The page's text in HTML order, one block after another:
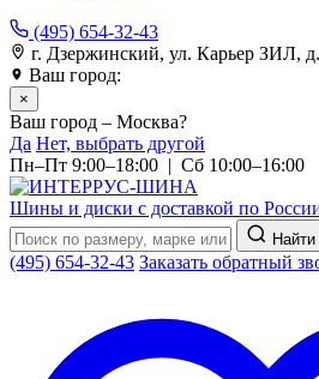
(495) 654-32-43
г. Дзержинский, ул. Карьер ЗИЛ,
Ваш город:
×
Ваш город – Москва?
Да Нет, выбрать другой
Пн–Пт 9:00–18:00 | Сб 10:00–16:00
Шины и диски с доставкой по
Найти
(495) 654-32-43 Заказать обратный